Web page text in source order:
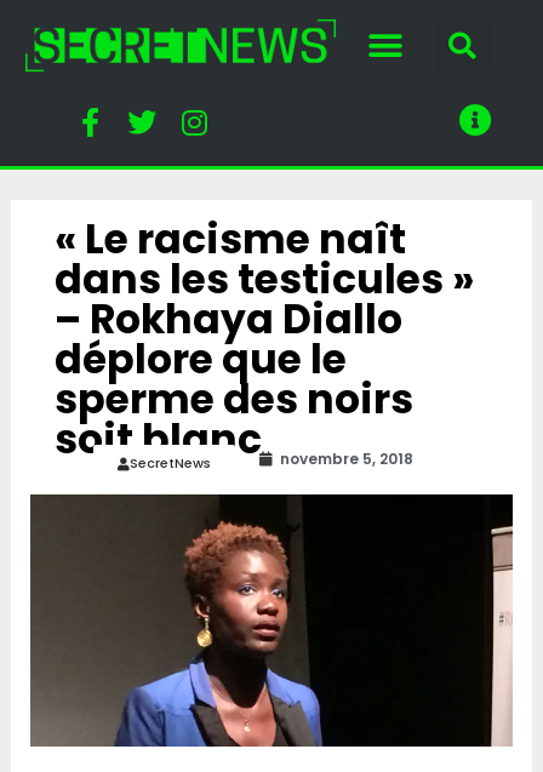
« Le racisme naît
dans les testicules »
– Rokhaya Diallo
déplore que le
sperme des noirs
soit blanc
SecretNews novembre 5, 2018